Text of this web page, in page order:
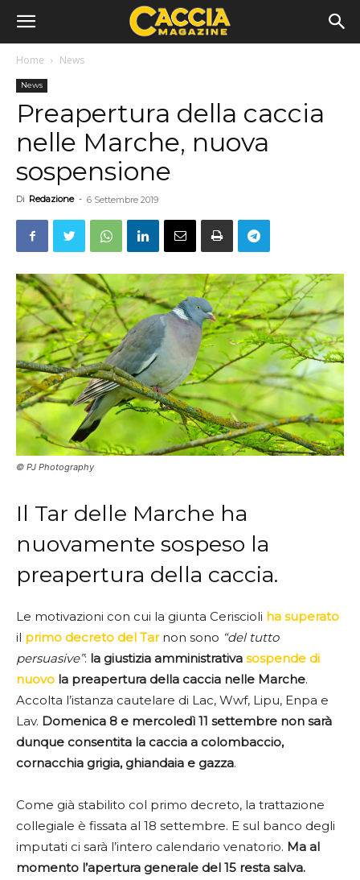
Home News
News
Preapertura della caccia
nelle Marche, nuova
sospensione
Di Redazione - 6 Settembre 2019
© PJ Photography
Il Tar delle Marche ha
nuovamente sospeso la
preapertura della caccia.
Le motivazioni con cui la giunta Ceriscioli ha superato
il primo decreto del Tarnon sono “del tutto
persuasive”: la giustizia amministrativa sospende di
nuovo la preapertura della caccia nelle Marche.
Accolta l’istanza cautelare di Lac, Wwf, Lipu, Enpa e
Lav. Domenica 8 e mercoledì 11 settembre non sarà
dunque consentita la caccia a colombaccio,
cornacchia grigia, ghiandaia e gazza.
Come già stabilito col primo decreto, la trattazione
collegiale è fissata al 18 settembre. E sul banco degli
imputati ci sarà l’intero calendario venatorio. Ma al
momento l’apertura generale del 15 resta salva.